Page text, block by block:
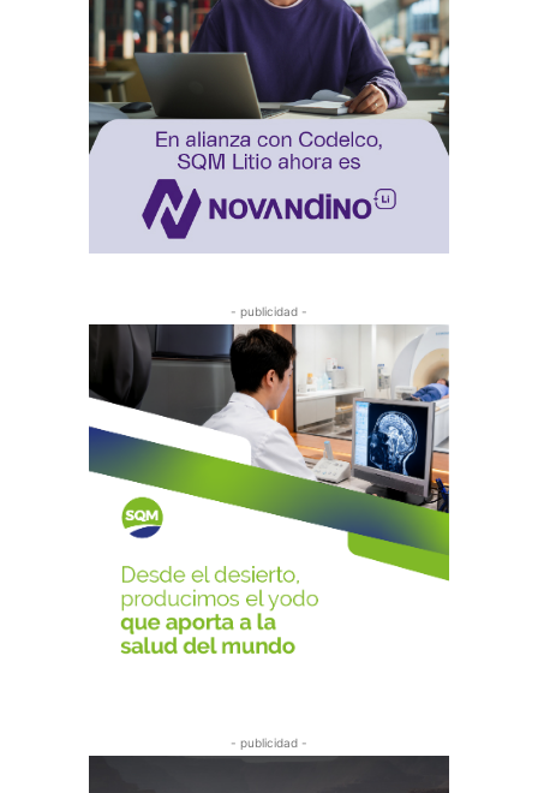
- publicidad -
- publicidad -